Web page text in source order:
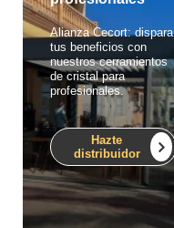
Alianza Cecort: dispara
tus beneficios con
nuestros cerramientos
de cristal para
profesionales.
Hazte
distribuidor